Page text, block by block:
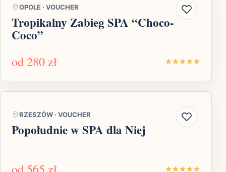
OPOLE · VOUCHER
Tropikalny Zabieg SPA “Choco-
Coco”
od 280 zł
RZESZÓW · VOUCHER
Popołudnie w SPA dla Niej